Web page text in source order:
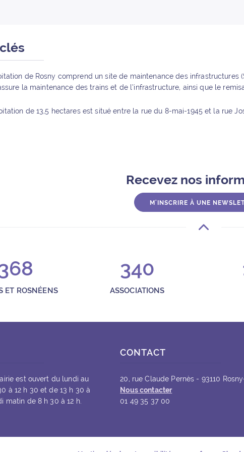
fenêtre)
une nouvelle fenêtre)
de Rosny comprend un site de maintenance des
la maintenance des trains et de l’infrastructure, ainsi que le
de 13,5 hectares est situé entre la rue du 8-mai-1945 et la rue
Recevez nos
M'INSCRIRE À UNE
ET ROSNÉENS
340
ASSOCIATIONS
est ouvert du lundi au
à 12 h 30 et de 13 h 30 à
matin de 8 h 30 à 12 h.
CONTACT
20, rue Claude Pernès - 93110
Nous contacter
01 49 35 37 00